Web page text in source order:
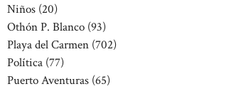
Niños (20)
Othón P. Blanco (93)
Playa del Carmen (702)
Política (77)
Puerto Aventuras (65)